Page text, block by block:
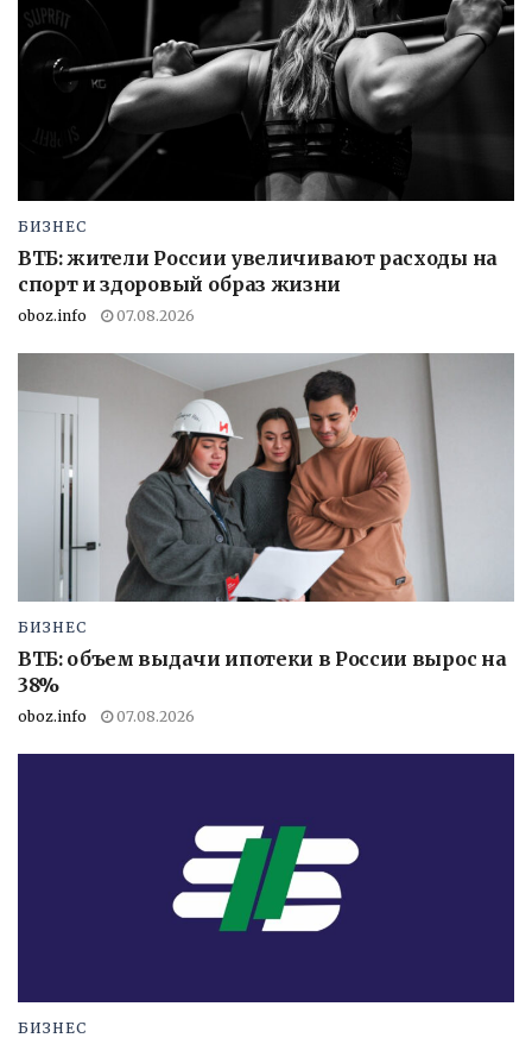
БИЗНЕС
ВТБ: жители России увеличивают расходы на
спорт и здоровый образ жизни
oboz.info 07.08.2026
БИЗНЕС
ВТБ: объем выдачи ипотеки в России вырос на
38%
oboz.info 07.08.2026
БИЗНЕС